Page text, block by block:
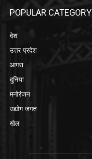
POPULAR CATEGORY
देश
उत्तर प्रदेश
आगरा
दुनिया
मनोरंजन
उद्योग जगत
खेल